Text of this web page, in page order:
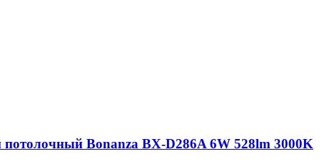
потолочный Bonanza BX-D286A 6W 528lm 3000K